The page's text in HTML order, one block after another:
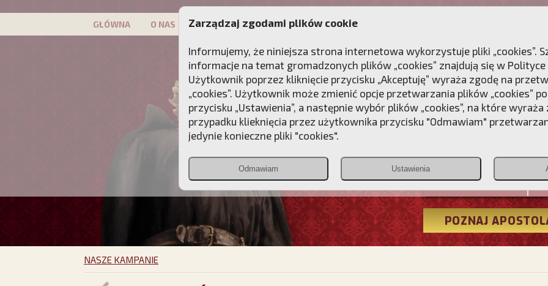
GŁÓWNA O NAS PATRON KAMPANIE DLA DUSZY
Christiana
POZNAJ
NASZE KAMPANIE
Zarządzaj zgodami plików cookie
Informujemy, że niniejsza strona internetowa wykorzystuje pliki „cookies”.
informacje na temat gromadzonych plików „cookies” znajdują się w
Użytkownik poprzez kliknięcie przycisku „Akceptuję” wyraża zgodę na
„cookies”. Użytkownik może zmienić opcje przetwarzania plików „cookies”
przycisku „Ustawienia”, a następnie wybór plików „cookies”, na które wyraża
przypadku klieknięcia przez użytkownika przycisku "Odmawiam"
jedynie konieczne pliki "cookies".
Odmawiam Ustawienia